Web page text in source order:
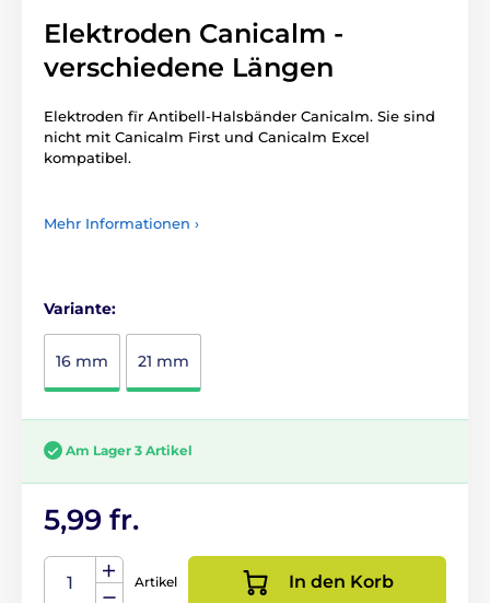
Elektroden Canicalm -
verschiedene Längen
Elektroden fïr Antibell-Halsbänder Canicalm. Sie sind
nicht mit Canicalm First und Canicalm Excel
kompatibel.
Mehr Informationen ›
Variante:
16 mm 21 mm
Am Lager 3 Artikel
5,99 fr.
Artikel In den Korb